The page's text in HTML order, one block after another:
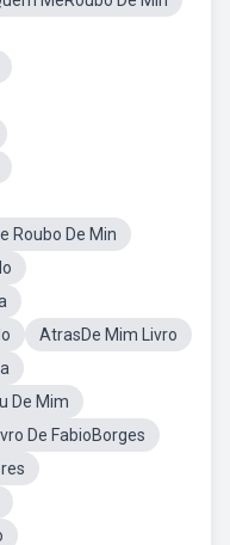
Roubo De Min
AtrasDe Mim Livro
De Mim
De FabioBorges